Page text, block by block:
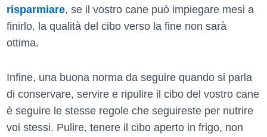
risparmiare, se il vostro cane può impiegare mesi a
finirlo, la qualità del cibo verso la fine non sarà
ottima.
Infine, una buona norma da seguire quando si parla
di conservare, servire e ripulire il cibo del vostro cane
è seguire le stesse regole che seguireste per nutrire
voi stessi. Pulire, tenere il cibo aperto in frigo, non